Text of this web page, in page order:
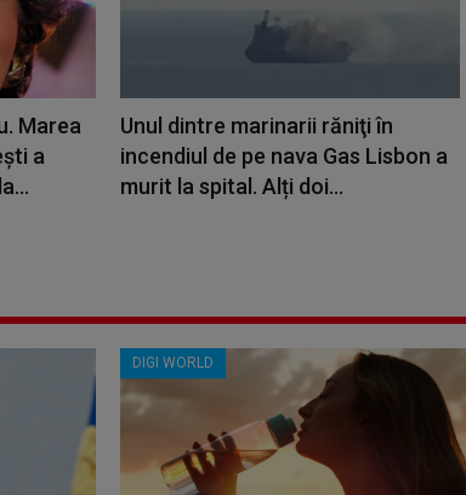
Marea
a
Unul dintre marinarii răniţi în
incendiul de pe nava Gas Lisbon a
murit la spital. Alți doi...
DIGI WORLD